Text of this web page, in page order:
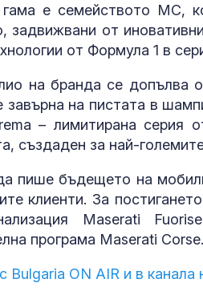
е семейството MC,
задвижвани от
от Формула 1 в
на бранда се допълва
завърна на пистата в
– лимитирана серия
създаден за най-
пише бъдещето на
клиенти. За
Maserati
програма Maserati Corse.
Bulgaria ON AIR и в канала